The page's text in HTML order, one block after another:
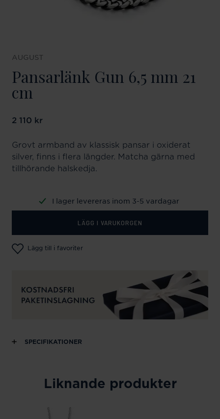
AUGUST
Pansarlänk Gun 6,5 mm 21
cm
Pris: 2 110 kr
2 110 kr
Grovt armband av klassisk pansar i oxiderat
silver, finns i flera längder. Matcha gärna med
tillhörande halskedja.
I lager levereras inom 3-5 vardagar
LÄGG I VARUKORGEN
Lägg till i favoriter
SPECIFIKATIONER
Liknande produkter